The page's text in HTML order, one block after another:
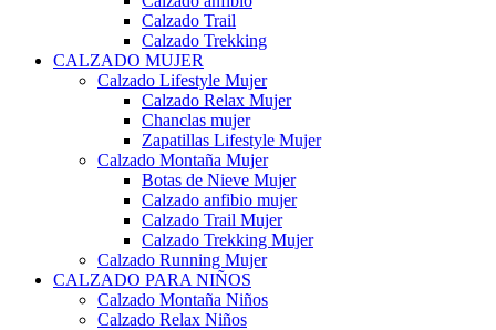
Calzado Trail
Calzado Trekking
CALZADO MUJER
Calzado Lifestyle Mujer
Calzado Relax Mujer
Chanclas mujer
Zapatillas Lifestyle Mujer
Calzado Montaña Mujer
Botas de Nieve Mujer
Calzado anfibio mujer
Calzado Trail Mujer
Calzado Trekking Mujer
Calzado Running Mujer
CALZADO PARA NIÑOS
Calzado Montaña Niños
Calzado Relax Niños